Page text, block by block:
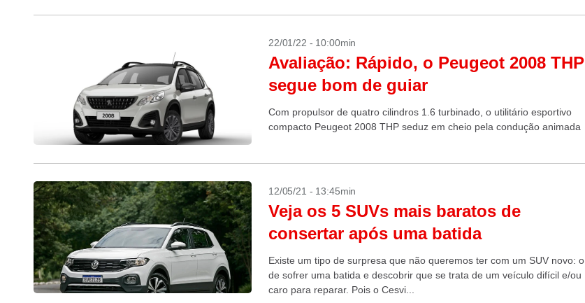
22/01/22 - 10:00min
Avaliação: Rápido, o Peugeot 2008 THP
segue bom de guiar
Com propulsor de quatro cilindros 1.6 turbinado, o utilitário esportivo
compacto Peugeot 2008 THP seduz em cheio pela condução animada
12/05/21 - 13:45min
Veja os 5 SUVs mais baratos de
consertar após uma batida
Existe um tipo de surpresa que não queremos ter com um SUV novo: o
de sofrer uma batida e descobrir que se trata de um veículo difícil e/ou
caro para reparar. Pois o Cesvi...